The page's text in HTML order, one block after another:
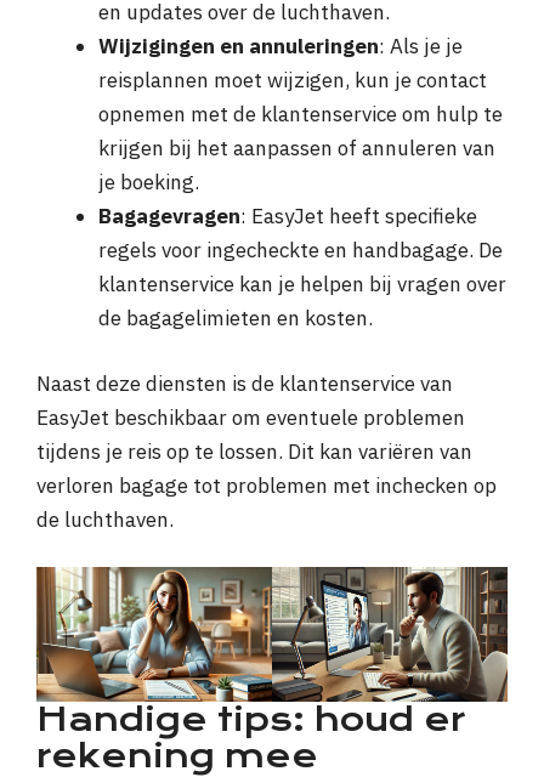
en updates over de luchthaven.
Wijzigingen en annuleringen: Als je je
reisplannen moet wijzigen, kun je contact
opnemen met de klantenservice om hulp te
krijgen bij het aanpassen of annuleren van
je boeking.
Bagagevragen: EasyJet heeft specifieke
regels voor ingecheckte en handbagage. De
klantenservice kan je helpen bij vragen over
de bagagelimieten en kosten.
Naast deze diensten is de klantenservice van
EasyJet beschikbaar om eventuele problemen
tijdens je reis op te lossen. Dit kan variëren van
verloren bagage tot problemen met inchecken op
de luchthaven.
Handige tips: houd er
rekening mee